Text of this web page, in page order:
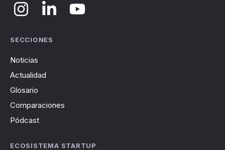
SECCIONES
Noticias
Actualidad
Glosario
Comparaciones
Pódcast
ECOSISTEMA STARTUP